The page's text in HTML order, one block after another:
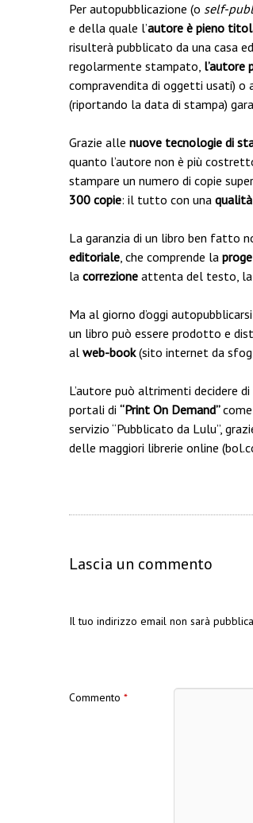
Per autopubblicazione (o self-
e della quale l’autore è pieno
risulterà pubblicato da una casa
regolarmente stampato, l’autore
compravendita di oggetti usati) o
(riportando la data di stampa)
Grazie alle nuove tecnologie di
quanto l’autore non è più
stampare un numero di copie
300 copie: il tutto con una
La garanzia di un libro ben fatto
editoriale, che comprende la
la correzione attenta del testo, la
Ma al giorno d’oggi
un libro può essere prodotto e
al web-book(sito internet da
L’autore può altrimenti decidere
portali di “Print On Demand”come
servizio “Pubblicato da Lulu”,
delle maggiori librerie online
Lascia un commento
Il tuo indirizzo email non sarà
Commento *